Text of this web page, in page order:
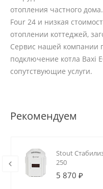
отопления частного
Four 24 и низкая
отоплении коттеджей,
Сервис нашей компании
подключение котла Baxi
сопутствующие услуги.
Рекомендуем
Stout
250
5 870 ₽